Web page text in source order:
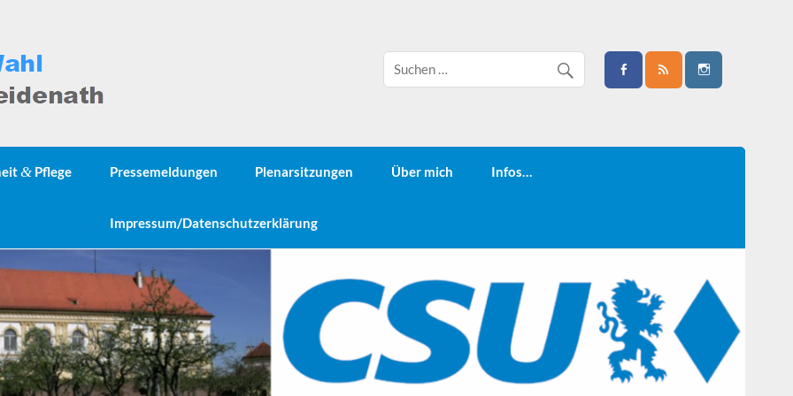
& Pflege Pressemeldungen Plenarsitzungen Über mich Infos…
Impressum/Datenschutzerklärung